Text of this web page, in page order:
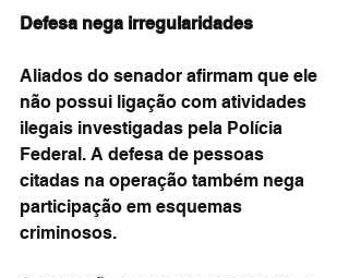
Defesa nega irregularidades
Aliados do senador afirmam que ele
não possui ligação com atividades
ilegais investigadas pela Polícia
Federal. A defesa de pessoas
citadas na operação também nega
participação em esquemas
criminosos.